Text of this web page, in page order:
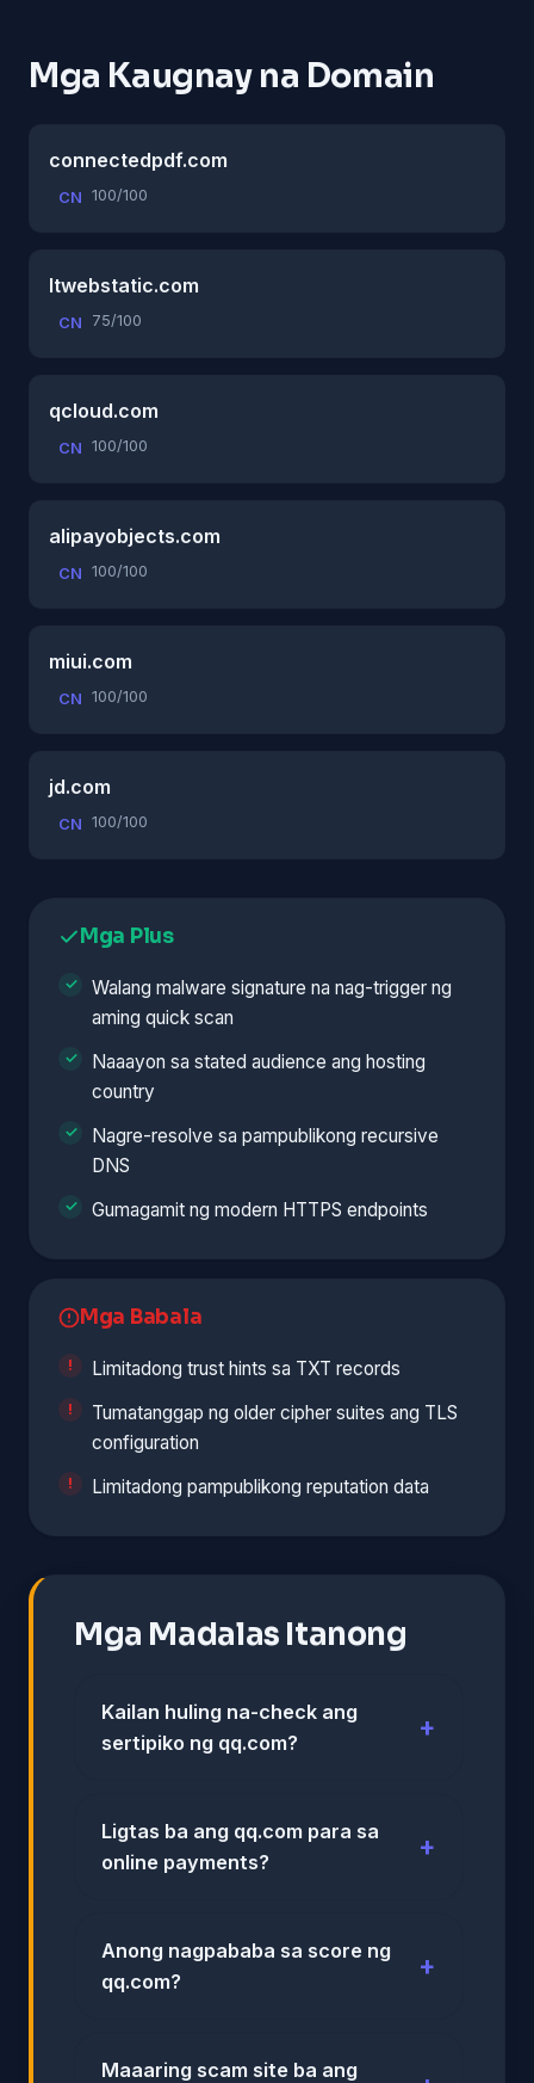
Mga Kaugnay na Domain
connectedpdf.com
CN 100/100
ltwebstatic.com
CN 75/100
qcloud.com
CN 100/100
alipayobjects.com
CN 100/100
miui.com
CN 100/100
jd.com
CN 100/100
Mga Plus
Walang malware signature na nag-trigger ng
aming quick scan
Naaayon sa stated audience ang hosting
country
Nagre-resolve sa pampublikong recursive
DNS
Gumagamit ng modern HTTPS endpoints
Mga Babala
Limitadong trust hints sa TXT records
Tumatanggap ng older cipher suites ang TLS
configuration
Limitadong pampublikong reputation data
Mga Madalas Itanong
Kailan huling na-check ang
sertipiko ng qq.com?
Ligtas ba ang qq.com para sa
online payments?
Anong nagpababa sa score ng
qq.com?
Maaaring scam site ba ang